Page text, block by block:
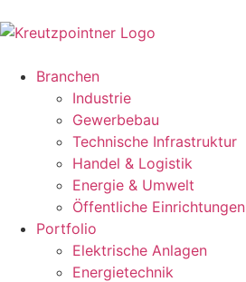
Branchen
Industrie
Gewerbebau
Technische Infrastruktur
Handel & Logistik
Energie & Umwelt
Öffentliche Einrichtungen
Portfolio
Elektrische Anlagen
Energietechnik